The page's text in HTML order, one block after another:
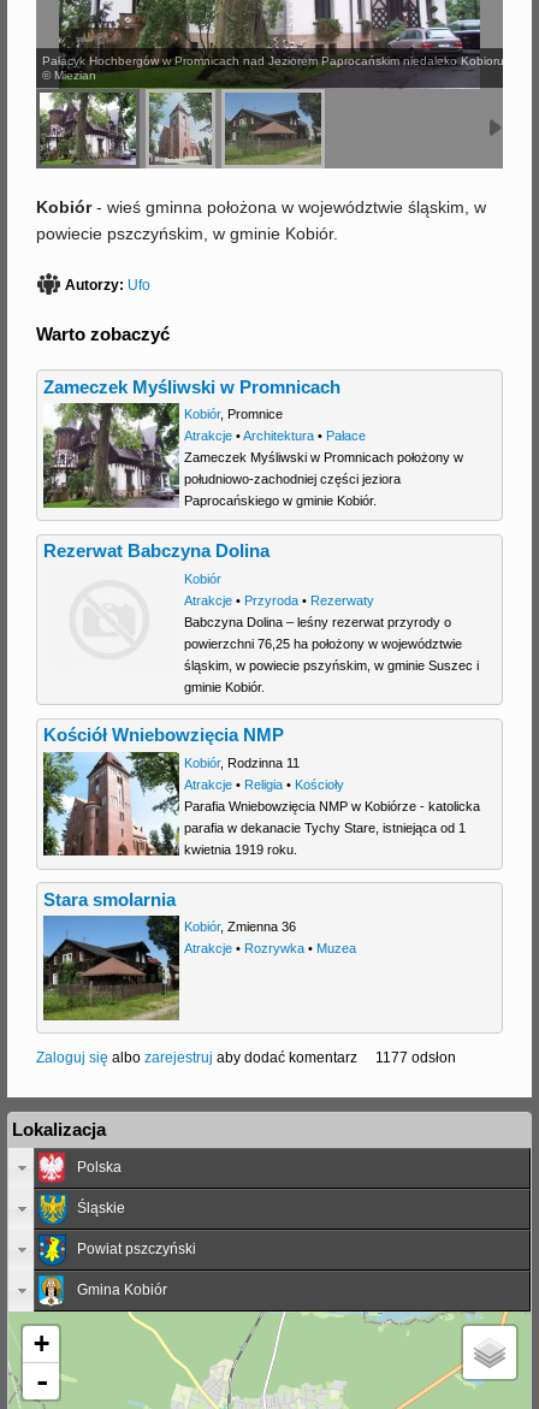
Pałacyk Hochbergów w Promnicach nad Jeziorem Paprocańskim niedaleko Kobioru
© Miezian
Kobiór- wieś gminna położona w województwie śląskim, w
powiecie pszczyńskim, w gminie Kobiór.
Autorzy: Ufo
Warto zobaczyć
Zameczek Myśliwski w Promnicach
Kobiór, Promnice
Atrakcje•Architektura• Pałace
Zameczek Myśliwski w Promnicach położony w
południowo-zachodniej części jeziora
Paprocańskiego w gminie Kobiór.
Rezerwat Babczyna Dolina
Kobiór
Atrakcje• Przyroda• Rezerwaty
Babczyna Dolina – leśny rezerwat przyrody o
powierzchni 76,25 ha położony w województwie
śląskim, w powiecie pszyńskim, w gminie Suszec i
gminie Kobiór.
Kościół Wniebowzięcia NMP
Kobiór, Rodzinna 11
Atrakcje• Religia• Kościoły
Parafia Wniebowzięcia NMP w Kobiórze - katolicka
parafia w dekanacie Tychy Stare, istniejąca od 1
kwietnia 1919 roku.
Stara smolarnia
Kobiór, Zmienna 36
Atrakcje• Rozrywka• Muzea
Zaloguj się albo zarejestruj aby dodać komentarz 1177 odsłon
Lokalizacja
Polska
Śląskie
Powiat pszczyński
Gmina Kobiór
+
-